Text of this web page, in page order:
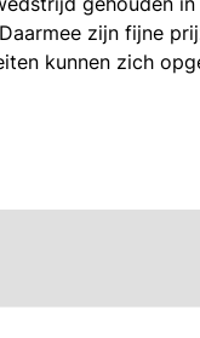
zijn fijne
kunnen zich